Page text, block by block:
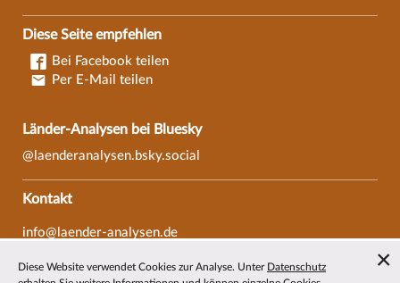
Diese Seite empfehlen
Bei Facebook teilen
Per E-Mail teilen
Länder-Analysen bei Bluesky
@laenderanalysen.bsky.social
Kontakt
info@laender-analysen.de
Diese Website verwendet Cookies zur Analyse. Unter Datenschutz